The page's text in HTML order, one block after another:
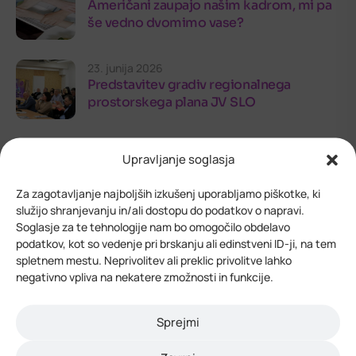
Upravljanje soglasja
Za zagotavljanje najboljših izkušenj uporabljamo piškotke, ki
služijo shranjevanju in/ali dostopu do podatkov o napravi.
Soglasje za te tehnologije nam bo omogočilo obdelavo
podatkov, kot so vedenje pri brskanju ali edinstveni ID-ji, na tem
spletnem mestu. Neprivolitev ali preklic privolitve lahko
negativno vpliva na nekatere zmožnosti in funkcije.
Sprejmi
Američani zaupajo našim kadrom, mi pa
še vedno dvomimo vase?
23. junija 2026
Predstavitev gradiv regionalnega
prostorskega plana JV SLO
kontaktirajte nas
Vedno smo vam pripravljeni
pomagati in odgovoriti na